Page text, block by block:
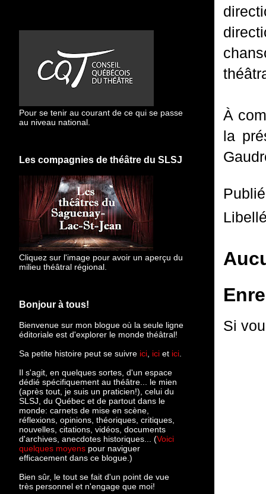
À
la
Si
Pour se tenir au courant de ce qui se passe
au niveau national.
Les compagnies de théâtre du SLSJ
Cliquez sur l'image pour avoir un aperçu du
milieu théâtral régional.
Bonjour à tous!
Bienvenue sur mon blogue où la seule ligne
éditoriale est d'explorer le monde théâtral!
Sa petite histoire peut se suivre ici ici et ici
Il s'agit, en quelques sortes, d'un espace
dédié spécifiquement au théâtre... le mien
(après tout, je suis un praticien!), celui du
SLSJ, du Québec et de partout dans le
monde: carnets de mise en scène,
réflexions, opinions, théoriques, critiques,
nouvelles, citations, vidéos, documents
d'archives, anecdotes historiques... (Voici
quelques moyens pour naviguer
efficacement dans ce blogue.)
Bien sûr, le tout se fait d'un point de vue
très personnel et n'engage que moi!